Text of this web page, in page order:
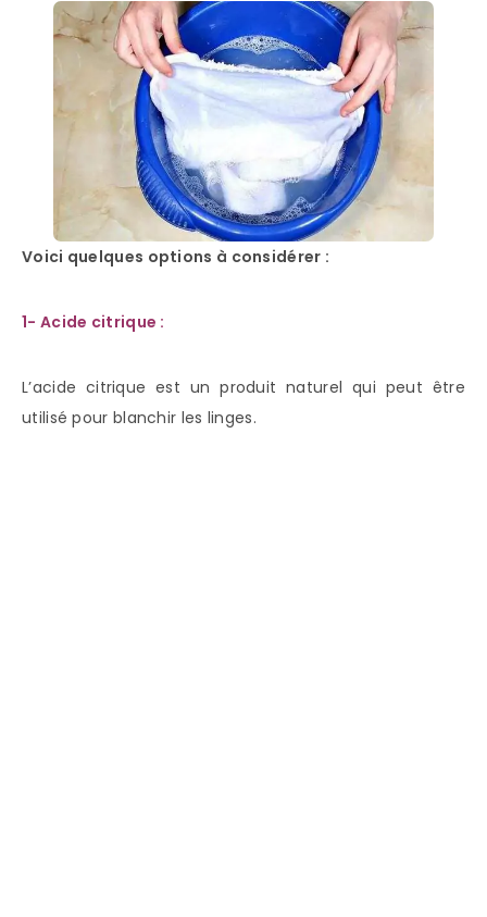
Voici quelques options à considérer :
1- Acide citrique :
L’acide citrique est un produit naturel qui peut être
utilisé pour blanchir les linges.